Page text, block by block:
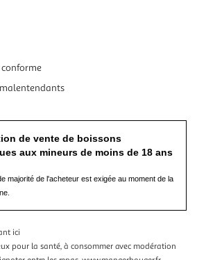
conforme
de vente de boissons
aux mineurs de moins de 18 ans
majorité de l'acheteur est exigée au moment de la
ici
pour la santé, à consommer avec modération